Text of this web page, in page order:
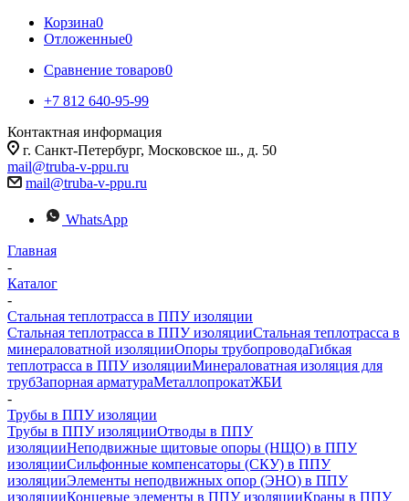
Корзина0
Отложенные0
Сравнение товаров0
+7 812 640-95-99
Контактная информация
г. Санкт-Петербург, Московское ш., д. 50
mail@truba-v-ppu.ru
mail@truba-v-ppu.ru
WhatsApp
Главная
-
Каталог
-
Стальная теплотрасса в ППУ изоляции
Стальная теплотрасса в ППУ изоляцииСтальная теплотрасса в
минераловатной изоляцииОпоры трубопроводаГибкая
теплотрасса в ППУ изоляцииМинераловатная изоляция для
трубЗапорная арматураМеталлопрокатЖБИ
-
Трубы в ППУ изоляции
Трубы в ППУ изоляцииОтводы в ППУ
изоляцииНеподвижные щитовые опоры (НЩО) в ППУ
изоляцииCильфонные компенсаторы (СКУ) в ППУ
изоляцииЭлементы неподвижных опор (ЭНО) в ППУ
изоляцииКонцевые элементы в ППУ изоляцииКраны в ППУ